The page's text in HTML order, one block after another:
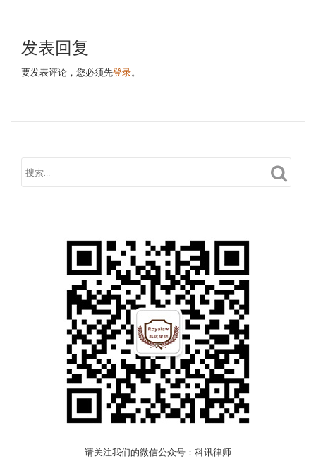
发表回复
要发表评论，您必须先登录。
请关注我们的微信公众号：科讯律师